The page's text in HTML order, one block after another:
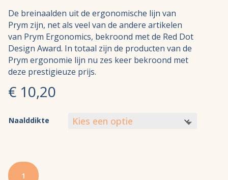
De breinaalden uit de ergonomische lijn van
Prym zijn, net als veel van de andere artikelen
van Prym Ergonomics, bekroond met de Red Dot
Design Award. In totaal zijn de producten van de
Prym ergonomie lijn nu zes keer bekroond met
deze prestigieuze prijs.
€ 10,20
Naalddikte
Prym